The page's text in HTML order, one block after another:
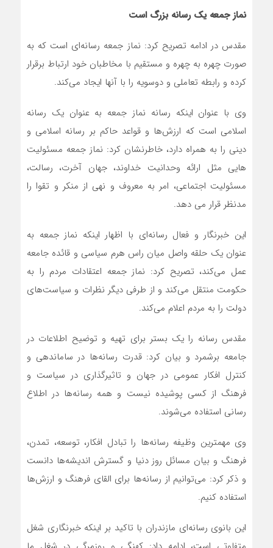
نماز جمعه یک رسانه بزرگ است
مقدس در ادامه تصریح کرد: نماز جمعه‌ رسانه‌ای است که به
صورت چهره به چهره و مستقیم با مخاطبان خود ارتباط برقرار
کرده و رابطه تعاملی و دوسویه را با آنها ایجاد می‌کند.
وی با عنوان اینکه رسانه نماز جمعه به عنوان یک رسانه
اسلامی است که ارزش‌ها و قواعد حاکم بر رسانه اسلامی و
دینی را به همراه دارد، خاطرنشان کرد: نماز جمعه مسئولیت
هایی مثل ارائه وحدانیت خداوند، جهان آخرت، رسالت،
مسئولیت اجتماعی، امر به معروف و نهی از منکر و تقوا را
مدنظر قرار می دهد.
این خبرنگار و فعال رسانه‌ای با اظهار اینکه نماز جمعه به
عنوان یک حلقه واصل میان راس هرم سیاسی و قائده جامعه
عمل می‌کند، تصریح کرد: نماز جمعه اعتقادات مردم را به
حکومت منتقل می‌کند و از طرفی دیگر نظرات و سیاست‌های
دولت را به مردم اعلام می‌کند.
مقدس رسانه را یک بستر برای تهیه و توضیح اطلاعات در
جامعه برشمرد و بیان کرد: قدرت رسانه‌ها در ساماندهی و
کنترل افکار عمومی در جهان و تاثیرگذاری در سیاست و
فرهنگ از کسی پوشیده نیست و همه رسانه‌ها در اطلاع
رسانی استفاده می‌شوند.
وی مهمترین وظیفه رسانه‌ها را تبادل افکار، توسعه، تمدن،
فرهنگ و بیان مسائل روز دنیا و گسترش اندیشه‌ها دانست
و ذکر کرد: می‌توانیم از رسانه‌ها برای القای فرهنگ و ارزش‌ها
استفاده کنیم.
این بانوی رسانه‌ای مازندران با تاکید بر اینکه خبرنگاری شغل